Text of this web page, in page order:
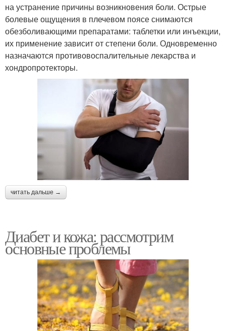
на устранение причины возникновения боли. Острые
болевые ощущения в плечевом поясе снимаются
обезболивающими препаратами: таблетки или инъекции,
их применение зависит от степени боли. Одновременно
назначаются противовоспалительные лекарства и
хондропротекторы.
читать дальше →
Диабет и кожа: рассмотрим
основные проблемы